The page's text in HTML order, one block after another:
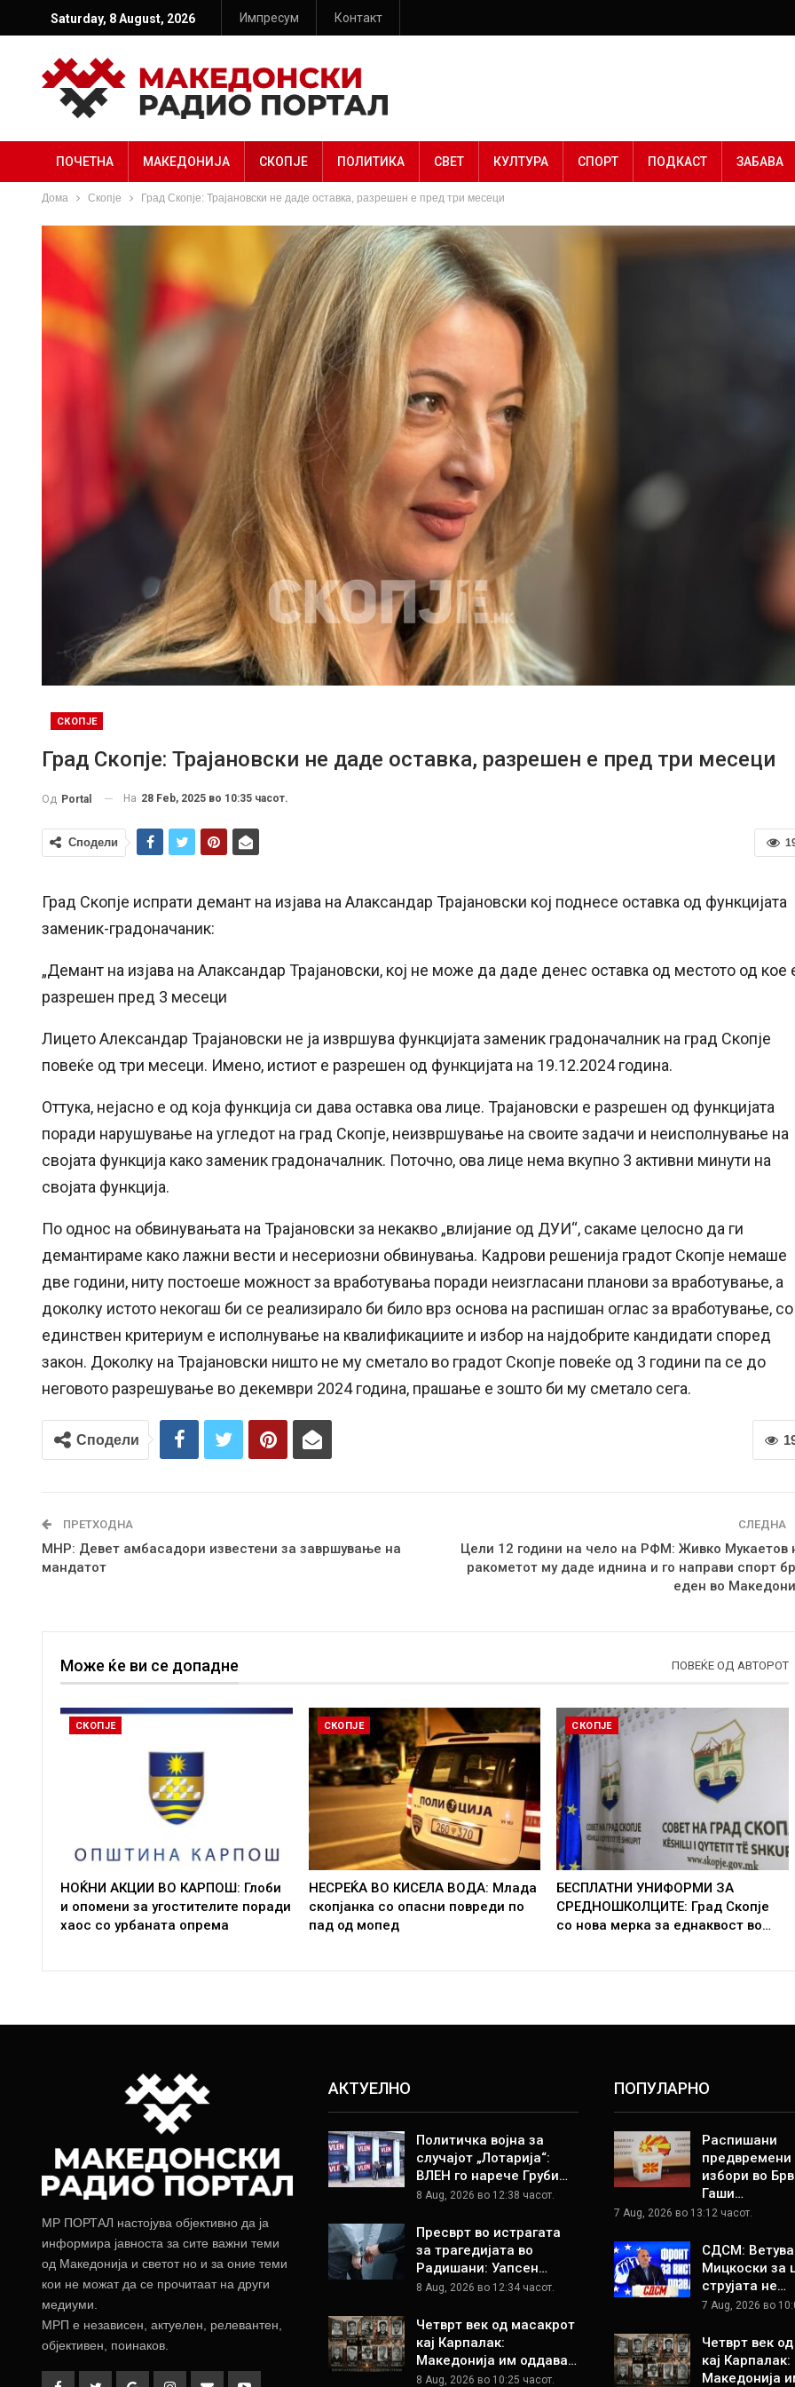
Saturday, 8 August, 2026 Импресум Контакт
ПОЧЕТНА МАКЕДОНИЈА СКОПЈЕ ПОЛИТИКА СВЕТ КУЛТУРА СПОРТ ПОДКАСТ ЗАБАВА
Дома Скопје Град Скопје: Трајановски не даде оставка, разрешен е пред три месеци
СКОПЈЕ
Град Скопје: Трајановски не даде оставка, разрешен е пред три месеци
Од Portal На 28 Feb, 2025 во 10:35 часот.
Сподели
Град Скопје испрати демант на изјава на Алаксандар Трајановски кој поднесе оставка од функцијата
заменик-градоначаник:
„Демант на изјава на Алаксандар Трајановски, кој не може да даде денес оставка од местото од кое
разрешен пред 3 месеци
Лицето Александар Трајановски не ја извршува функцијата заменик градоначалник на град Скопје
повеќе од три месеци. Имено, истиот е разрешен од функцијата на 19.12.2024 година.
Оттука, нејасно е од која функција си дава оставка ова лице. Трајановски е разрешен од функцијата
поради нарушување на угледот на град Скопје, неизвршување на своите задачи и неисполнување на
својата функција како заменик градоначалник. Поточно, ова лице нема вкупно 3 активни минути на
својата функција.
По однос на обвинувањата на Трајановски за некакво „влијание од ДУИ“, сакаме целосно да ги
демантираме како лажни вести и несериозни обвинувања. Кадрови решенија градот Скопје немаше
две години, ниту постоеше можност за вработувања поради неизгласани планови за вработување, а
доколку истото некогаш би се реализирало би било врз основа на распишан оглас за вработување, со
единствен критериум е исполнување на квалификациите и избор на најдобрите кандидати според
закон. Доколку на Трајановски ништо не му сметало во градот Скопје повеќе од 3 години па се до
неговото разрешување во декември 2024 година, прашање е зошто би му сметало сега.
Сподели
ПРЕТХОДНА
МНР: Девет амбасадори известени за завршување на
мандатот
СЛЕДНА
Цели 12 години на чело на РФМ: Живко Мукаетов
ракометот му даде иднина и го направи спорт
еден во
Може ќе ви се допадне ПОВЕЌЕ ОД АВТОРОТ
СКОПЈЕ
НОЌНИ АКЦИИ ВО КАРПОШ: Глоби
и опомени за угостителите поради
хаос со урбаната опрема
СКОПЈЕ
НЕСРЕЌА ВО КИСЕЛА ВОДА: Млада
скопјанка со опасни повреди по
пад од мопед
СКОПЈЕ
БЕСПЛАТНИ УНИФОРМИ ЗА
СРЕДНОШКОЛЦИТЕ: Град Скопје
со нова мерка за еднаквост во…
МР ПОРТАЛ настојува објективно да ја
информира јавноста за сите важни теми
од Македонија и светот но и за оние теми
кои не можат да се прочитаат на други
медиуми.
МРП е независен, актуелен, релевантен,
објективен, поинаков.
АКТУЕЛНО
Политичка војна за
случајот „Лотарија“:
ВЛЕН го нарече Груби…
8 Aug, 2026 во 12:38 часот.
Пресврт во истрагата
за трагедијата во
Радишани: Уапсен…
8 Aug, 2026 во 12:34 часот.
Четврт век од масакрот
кај Карпалак:
Македонија им оддава…
8 Aug, 2026 во 10:25 часот.
ПОПУЛАРНО
Распишани
предвремени
избори во
Гаши…
7 Aug, 2026 во 13:12 часот.
СДСМ:
Мицкоски за
струјата не…
7 Aug, 2026 во
Четврт век
кај Карпалак:
Македонија